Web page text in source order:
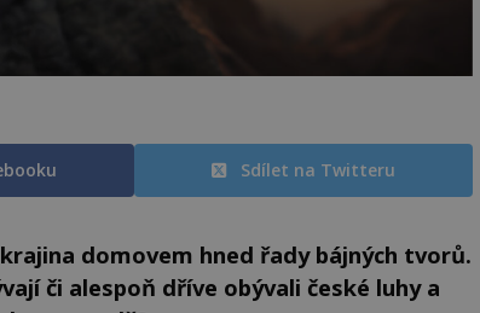
Sdílet na Twitteru
domovem hned řady bájných tvorů.
či alespoň dříve obývali české luhy a